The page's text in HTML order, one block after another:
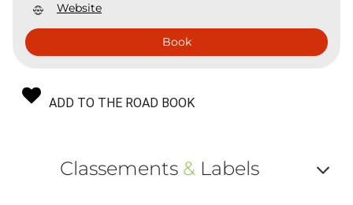
Website
Book
ADD TO THE ROAD BOOK
Classements &Labels